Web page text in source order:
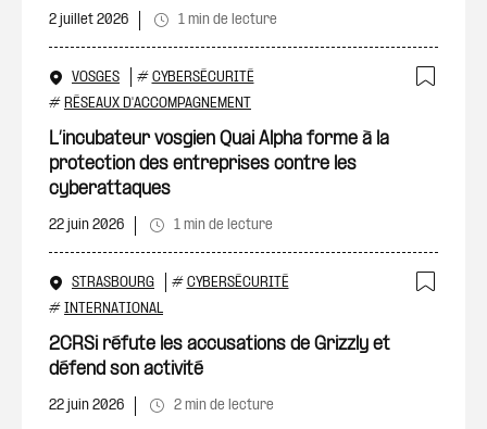
2 juillet 2026 1 min de lecture
VOSGES # CYBERSÉCURITÉ
# RÉSEAUX D'ACCOMPAGNEMENT
L’incubateur vosgien Quai Alpha forme à la
protection des entreprises contre les
cyberattaques
22 juin 2026 1 min de lecture
STRASBOURG # CYBERSÉCURITÉ
# INTERNATIONAL
2CRSi réfute les accusations de Grizzly et
défend son activité
22 juin 2026 2 min de lecture